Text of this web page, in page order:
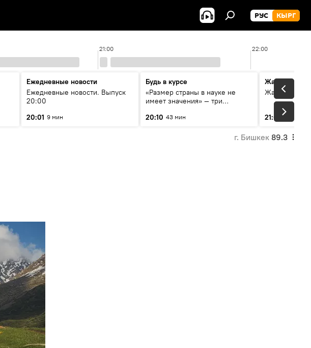
РУС КЫРГ
21:00 22:00
Ежедневные новости
Ежедневные новости. Выпуск
20:00
20:01 9 мин
Будь в курсе
«Размер страны в науке не
имеет значения» — три
России и Кыргызстана в
20:10 43 мин
Жаңылыктар
21:01 3 мин
г. Бишкек 89.3